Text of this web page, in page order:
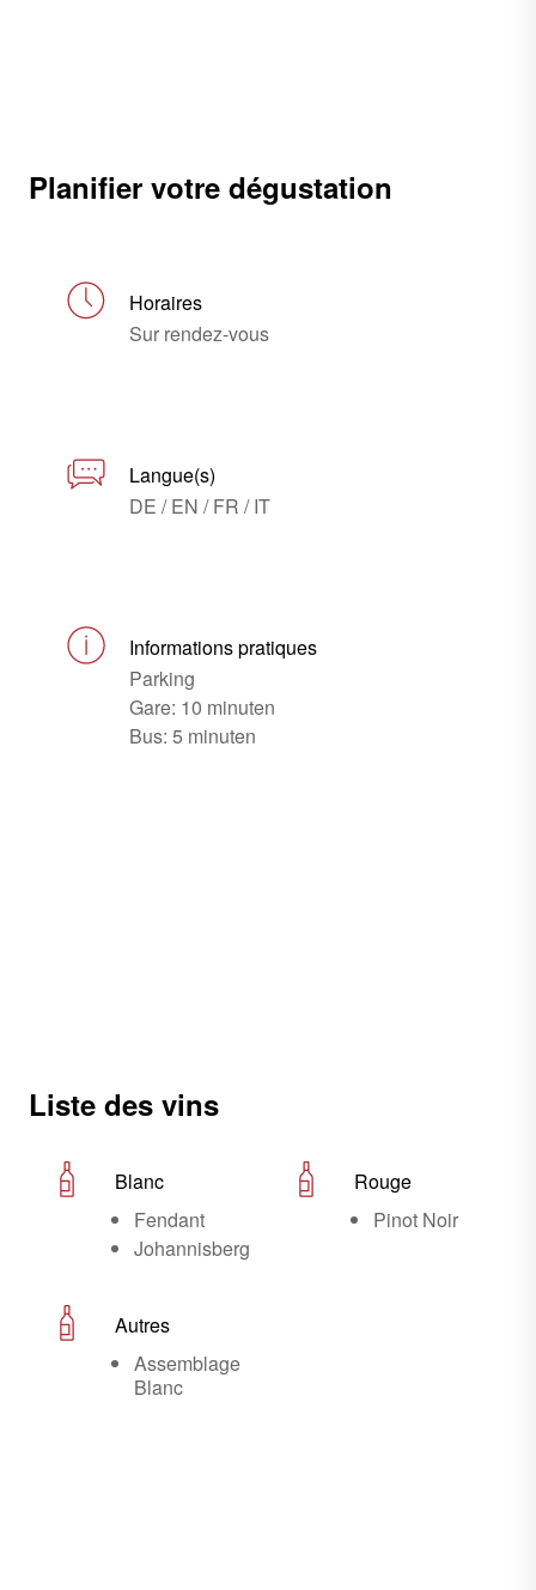
Planifier votre dégustation
Horaires
Sur rendez-vous
Langue(s)
DE / EN / FR / IT
Informations pratiques
Parking
Gare: 10 minuten
Bus: 5 minuten
Liste des vins
Blanc
Fendant
Johannisberg
Rouge
Pinot Noir
Autres
Assemblage
Blanc